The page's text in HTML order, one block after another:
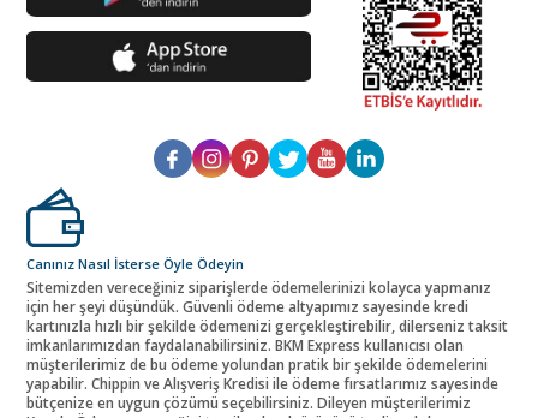
Canınız Nasıl İsterse Öyle Ödeyin
Sitemizden vereceğiniz siparişlerde ödemelerinizi kolayca yapmanız
için her şeyi düşündük. Güvenli ödeme altyapımız sayesinde kredi
kartınızla hızlı bir şekilde ödemenizi gerçekleştirebilir, dilerseniz taksit
imkanlarımızdan faydalanabilirsiniz. BKM Express kullanıcısı olan
müşterilerimiz de bu ödeme yolundan pratik bir şekilde ödemelerini
yapabilir. Chippin ve Alışveriş Kredisi ile ödeme fırsatlarımız sayesinde
bütçenize en uygun çözümü seçebilirsiniz. Dileyen müşterilerimiz